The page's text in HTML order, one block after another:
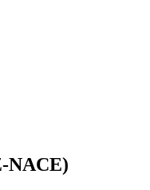
NACE)